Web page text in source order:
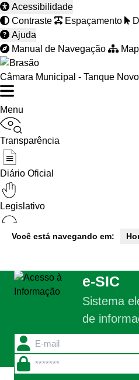
Acessibilidade
Contraste
Espaçamento
Ajuda
Manual de Navegação
Câmara Municipal - Tanque Novo
Menu
Transparência
Diário Oficial
Legislativo
Ouvidoria
E-sic
Filtrar por todos
Acesso à Informação
Cidadão
Empresas
Você está navegando em:
e-SIC
Sistema
de